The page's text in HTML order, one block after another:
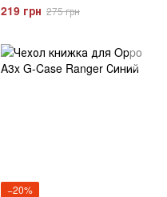
219 грн 275 грн
−20%